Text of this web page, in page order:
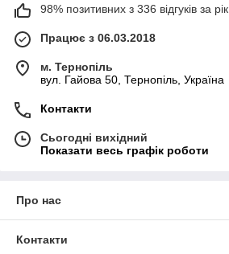
98% позитивних з 336 відгуків за рік
Працює з 06.03.2018
м. Тернопіль
вул. Гайова 50, Тернопіль, Україна
Контакти
Сьогодні вихідний
Показати весь графік роботи
Про нас
Контакти